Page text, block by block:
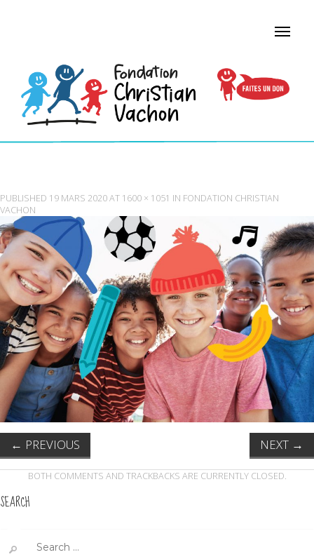
PUBLISHED 19 MARS 2020AT 1600 × 1051 IN FONDATION CHRISTIAN
VACHON
← PREVIOUS NEXT →
BOTH COMMENTS AND TRACKBACKS ARE CURRENTLY CLOSED.
SEARCH
for: